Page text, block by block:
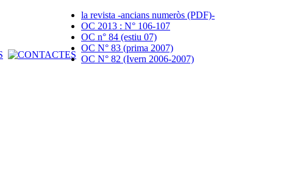
la revista -ancians numeròs (PDF)-
OC 2013 : N° 106-107
OC n° 84 (estiu 07)
OC N° 83 (prima 2007)
OC N° 82 (Ivern 2006-2007)